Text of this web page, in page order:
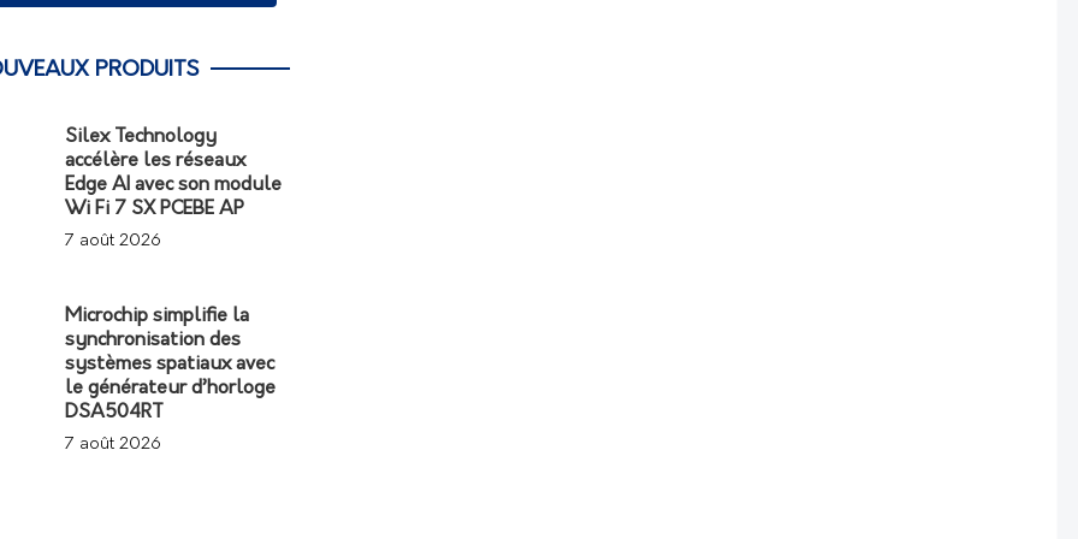
PRODUITS
Silex Technology
accélère les réseaux
Edge AI avec son module
Wi Fi 7 SX PCEBE AP
7 août 2026
Microchip simplifie la
synchronisation des
systèmes spatiaux avec
le générateur d’horloge
DSA504RT
7 août 2026